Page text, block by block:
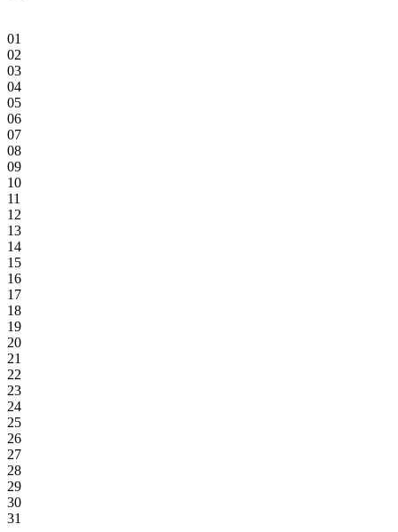
01
02
03
04
05
06
07
08
09
10
11
12
13
14
15
16
17
18
19
20
21
22
23
24
25
26
27
28
29
30
31